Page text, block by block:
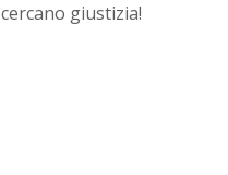
giustizia!